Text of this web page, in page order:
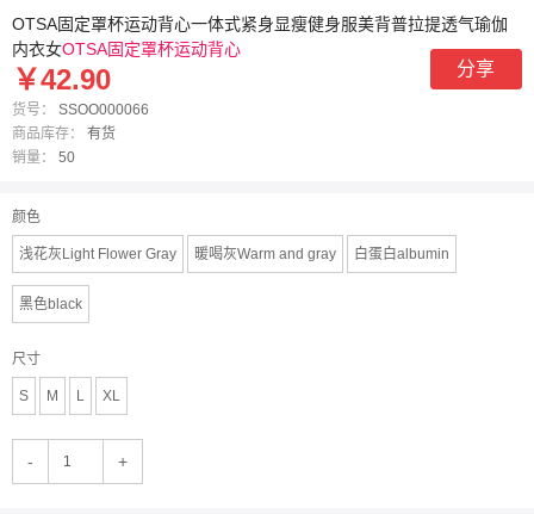
OTSA固定罩杯运动背心一体式紧身显瘦健身服美背普拉提透气瑜伽
内衣女OTSA固定罩杯运动背心
分享
￥42.90
货号：
SSOO000066
商品库存：
有货
销量：
50
颜色
浅花灰Light Flower Gray 暖喝灰Warm and gray 白蛋白albumin
黑色black
尺寸
S M L XL
- +